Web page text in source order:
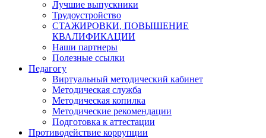
Лучшие выпускники
Трудоустройство
СТАЖИРОВКИ, ПОВЫШЕНИЕ
КВАЛИФИКАЦИИ
Наши партнеры
Полезные ссылки
Педагогу
Виртуальный методический кабинет
Методическая служба
Методическая копилка
Методические рекомендации
Подготовка к аттестации
Противодействие коррупции